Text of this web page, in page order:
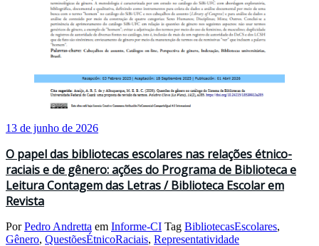
13 de junho de 2026
O papel das bibliotecas escolares nas relações étnico-
raciais e de gênero: ações do Programa de Biblioteca e
Leitura Contagem das Letras / Biblioteca Escolar em
Revista
PorPedro Andretta em Informe-CI Tag BibliotecasEscolares,
Gênero, QuestõesÉtnicoRaciais, Representatividade